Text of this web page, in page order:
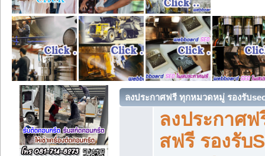
ลงประกาศฟรี ทุกหมวดหมู่ รองรับ
ลงประกาศ
สฟรี รองรับ